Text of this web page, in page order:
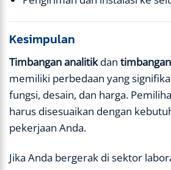
Kesimpulan
Timbangan analitikdan
memiliki perbedaan yang
fungsi, desain, dan harga.
harus disesuaikan dengan
pekerjaan Anda.
Jika Anda bergerak di sektor